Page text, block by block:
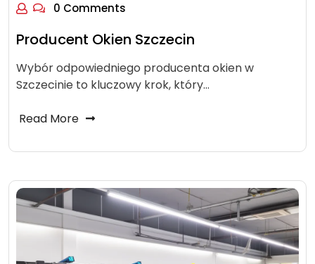
0 Comments
Producent Okien Szczecin
Wybór odpowiedniego producenta okien w
Szczecinie to kluczowy krok, który…
Read More